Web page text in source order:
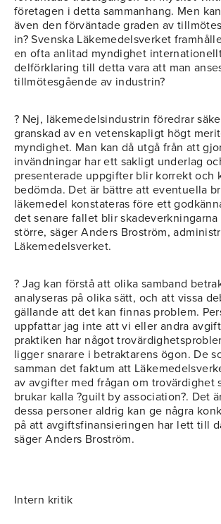
företagen i detta sammanhang. Men
även den förväntade graden av
in? Svenska Läkemedelsverket
en ofta anlitad myndighet
delförklaring till detta vara att man
tillmötesgående av industrin?
? Nej, läkemedelsindustrin föredrar
granskad av en vetenskapligt högt
myndighet. Man kan då utgå från att
invändningar har ett sakligt underlag
presenterade uppgifter blir korrekt och
bedömda. Det är bättre att eventuella
läkemedel konstateras före ett
det senare fallet blir
större, säger Anders Broström,
Läkemedelsverket.
? Jag kan förstå att olika samband
analyseras på olika sätt, och att vissa
gällande att det kan finnas problem.
uppfattar jag inte att vi eller andra
praktiken har något
ligger snarare i betraktarens ögon. De
samman det faktum att
av avgifter med frågan om trovärdighet
brukar kalla ?guilt by association?. Det
dessa personer aldrig kan ge några
på att avgiftsfinansieringen har lett till
säger Anders Broström.
Intern kritik